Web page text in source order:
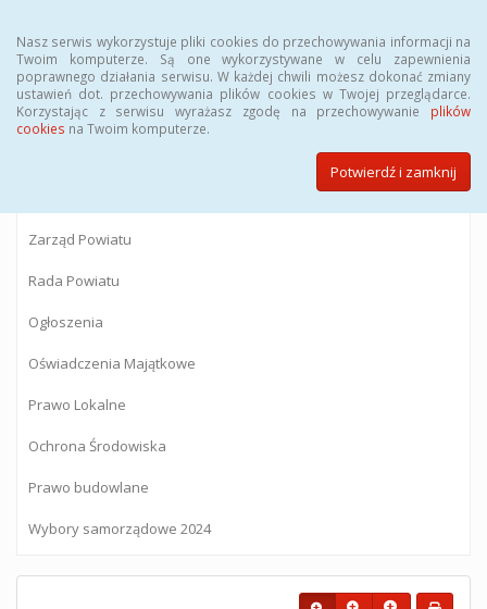
Nasz serwis wykorzystuje pliki cookies do przechowywania informacji na
Twoim komputerze. Są one wykorzystywane w celu zapewnienia
poprawnego działania serwisu. W każdej chwili możesz dokonać zmiany
ustawień dot. przechowywania plików cookies w Twojej przeglądarce.
Korzystając z serwisu wyrażasz zgodę na przechowywanie plików
cookies na Twoim komputerze.
Potwierdź i zamknij
BIULETYN INFORMACJI PUBLICZNEJ
Starostwa Powiatowego w Gostyninie
Zarząd Powiatu
Rada Powiatu
Ogłoszenia
Oświadczenia Majątkowe
Prawo Lokalne
Ochrona Środowiska
Prawo budowlane
Wybory samorządowe 2024